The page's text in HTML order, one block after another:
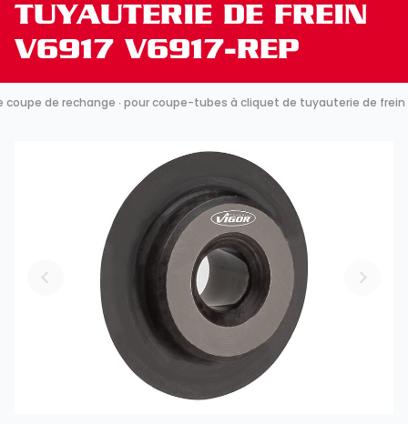
TUYAUTERIE DE FREIN
V6917 V6917-REP
de rechange ∙ pour coupe-tubes à cliquet de tuyauterie de frein